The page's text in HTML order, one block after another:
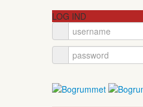
LOG IND